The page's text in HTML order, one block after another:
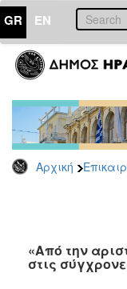
GR EN
Αρχική
ΕΠΙΚΑΙΡΟΤΗΤΑ
Τύπου
Αρχείο
2026
2025
2022
2021
«Από την
στις